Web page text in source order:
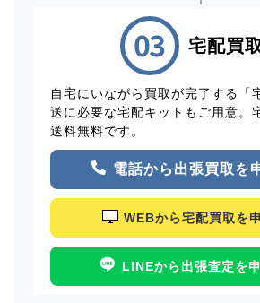
宅配買取
自宅にいながら買取が完了する「
送に必要な宅配キットもご用意。
送料無料です。
電話から出張買取を
WEBから宅配買取を
LINEから出張査定を